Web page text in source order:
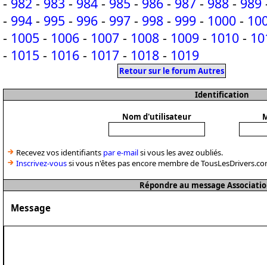
- 994 - 995 - 996 - 997 - 998 - 999 - 1000 -
- 1005 - 1006 - 1007 - 1008 - 1009 - 1010 -
- 1015 - 1016 - 1017 - 1018 - 1019
Retour sur le forum Autres
Identification
Nom d'utilisateur
Recevez vos identifiants par e-mailsi vous les avez oubliés.
Inscrivez-voussi vous n'êtes pas encore membre de
Répondre au message
Message